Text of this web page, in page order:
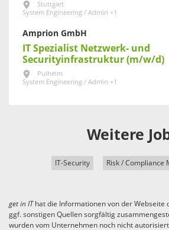
Stuttgart
System Engineering / Admin +1
Amprion GmbH
IT Spezialist Netzwerk- und
Securityinfrastruktur (m/w/d)
Pulheim
System Engineering / Admin +1
Weitere
IT-Security Risk / Compliance
get in IThat die Informationen von der Webseite
ggf. sonstigen Quellen sorgfältig
wurden vom Unternehmen noch nicht